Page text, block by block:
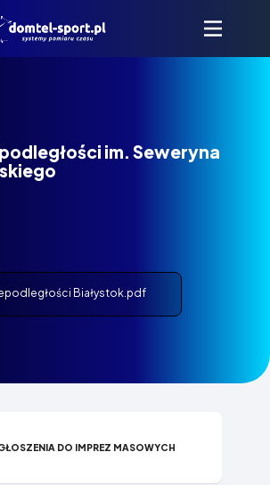
im. Seweryna
Białystok.pdf
DO IMPREZ MASOWYCH